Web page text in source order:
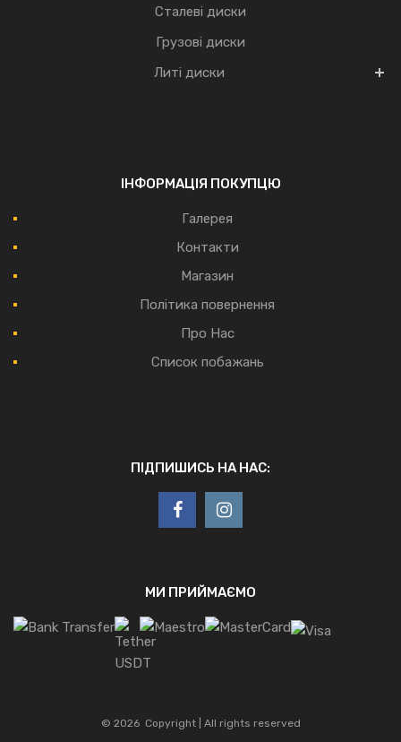
Сталеві диски
Грузові диски
Литі диски
ІНФОРМАЦІЯ ПОКУПЦЮ
Галерея
Контакти
Магазин
Політика повернення
Про Нас
Список побажань
ПІДПИШИСЬ НА НАС:
МИ ПРИЙМАЄМО
© 2026 Copyright | All rights reserved